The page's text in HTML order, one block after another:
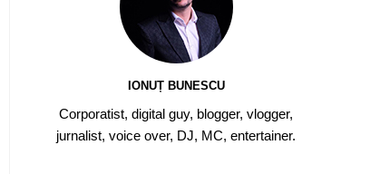
IONUȚ BUNESCU
Corporatist, digital guy, blogger, vlogger,
jurnalist, voice over, DJ, MC, entertainer.